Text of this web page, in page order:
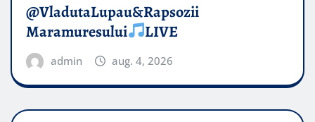
@VladutaLupau&Rapsozii
Maramuresului
LIVE
admin aug. 4, 2026